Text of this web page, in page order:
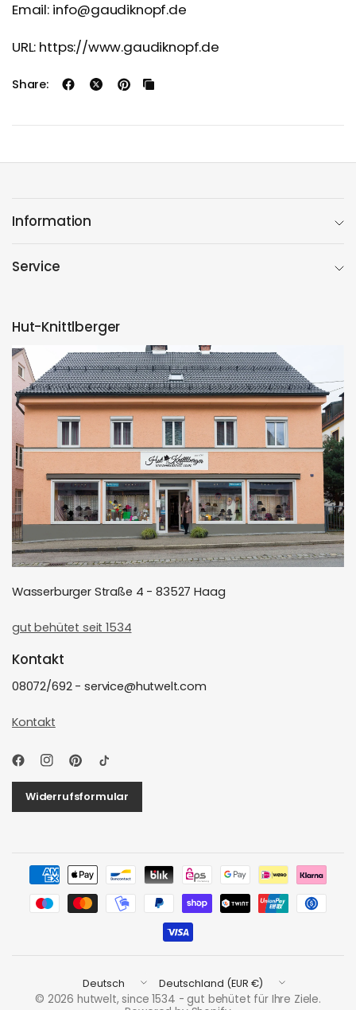
Email: info@gaudiknopf.de
URL: https://www.gaudiknopf.de
Share:
Information
Service
Hut-Knittlberger
Wasserburger Straße 4 - 83527 Haag
gut behütet seit 1534
Kontakt
08072/692 - service@hutwelt.com
Kontakt
Widerrufsformular
Land/Region
aktualisieren
Land/Region
aktualisieren
© 2026 hutwelt, since 1534 - gut behütet für Ihre Ziele.